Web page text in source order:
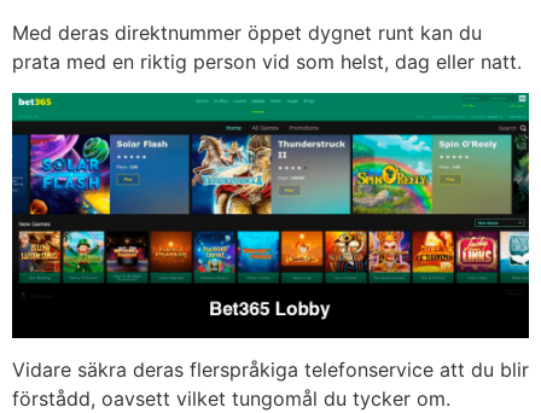
Med deras direktnummer öppet dygnet runt kan du
prata med en riktig person vid som helst, dag eller natt.
Vidare säkra deras flerspråkiga telefonservice att du blir
förstådd, oavsett vilket tungomål du tycker om.